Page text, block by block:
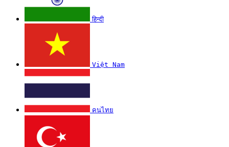
हिन्दी
Việt Nam
คนไทย